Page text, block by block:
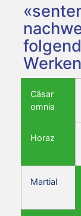
Cäsar
omnia
Horaz
Martial